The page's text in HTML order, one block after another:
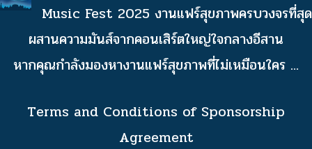
Music Fest 2025 งานแฟร์สุขภาพครบวงจรที่สุด
ผสานความมันส์จากคอนเสิร์ตใหญ่ใจกลางอีสาน
หากคุณกำลังมองหางานแฟร์สุขภาพที่ไม่เหมือนใคร ...
Terms and Conditions of Sponsorship
Agreement